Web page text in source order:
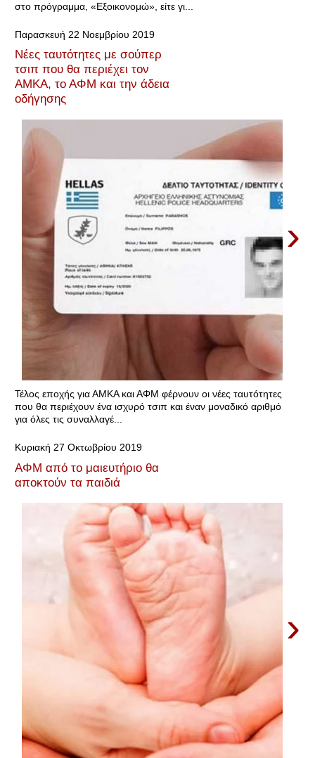
στο πρόγραμμα, «Εξοικονομώ», είτε γι...
Παρασκευή 22 Νοεμβρίου 2019
Νέες ταυτότητες με σούπερ
τσιπ που θα περιέχει τον
ΑΜΚΑ, το ΑΦΜ και την άδεια
οδήγησης
›
Τέλος εποχής για ΑΜΚΑ και ΑΦΜ φέρνουν οι νέες ταυτότητες
που θα περιέχουν ένα ισχυρό τσιπ και έναν μοναδικό αριθμό
για όλες τις συναλλαγέ...
Κυριακή 27 Οκτωβρίου 2019
ΑΦΜ από το μαιευτήριο θα
αποκτούν τα παιδιά
›